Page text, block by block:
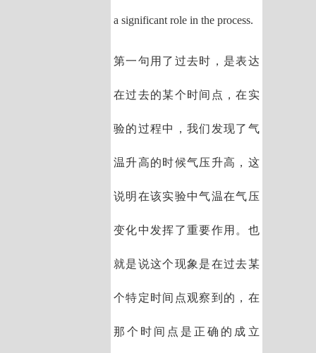
a significant role in the process.
第一句用了过去时，是表达
在过去的某个时间点，在实
验的过程中，我们发现了气
温升高的时候气压升高，这
说明在该实验中气温在气压
变化中发挥了重要作用。也
就是说这个现象是在过去某
个特定时间点观察到的，在
那个时间点是正确的成立